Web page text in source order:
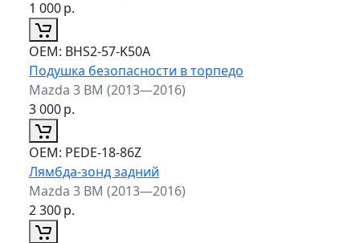
1 000р.
ОЕМ: BHS2-57-K50A
Подушка безопасности в торпедо
Mazda 3 BM (2013—2016)
3 000р.
ОЕМ: PEDE-18-86Z
Лямбда-зонд задний
Mazda 3 BM (2013—2016)
2 300р.